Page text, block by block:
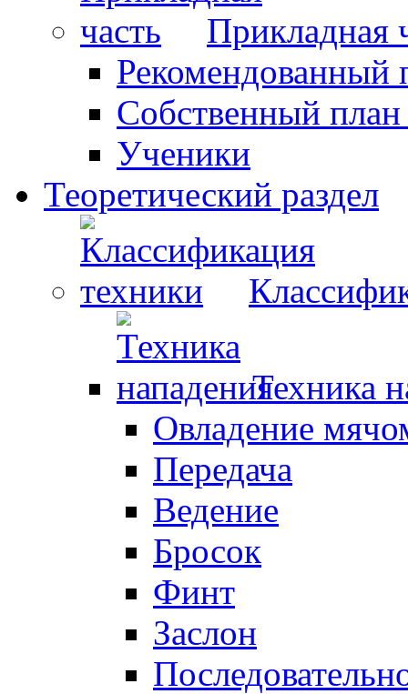
Прикладная
Рекомендованный
Собственный
Ученики
Теоретический раздел
Техника
Овладение
Передача
Ведение
Бросок
Финт
Заслон